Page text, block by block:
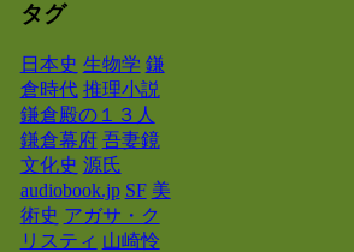
タグ
日本史 生物学 鎌
倉時代 推理小説
鎌倉殿の１３人
鎌倉幕府 吾妻鏡
文化史 源氏
audiobook.jp SF 美
術史 アガサ・ク
リスティ 山崎怜